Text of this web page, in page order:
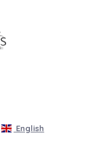
English